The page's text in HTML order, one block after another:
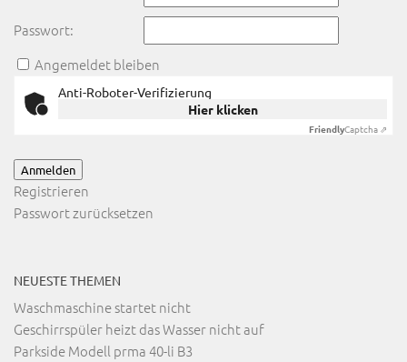
Passwort:
Angemeldet bleiben
Anti-Roboter-Verifizierung
Hier klicken
FriendlyCaptcha ⇗
Anmelden
Registrieren
Passwort zurücksetzen
NEUESTE THEMEN
Waschmaschine startet nicht
Geschirrspüler heizt das Wasser nicht auf
Parkside Modell prma 40-li B3